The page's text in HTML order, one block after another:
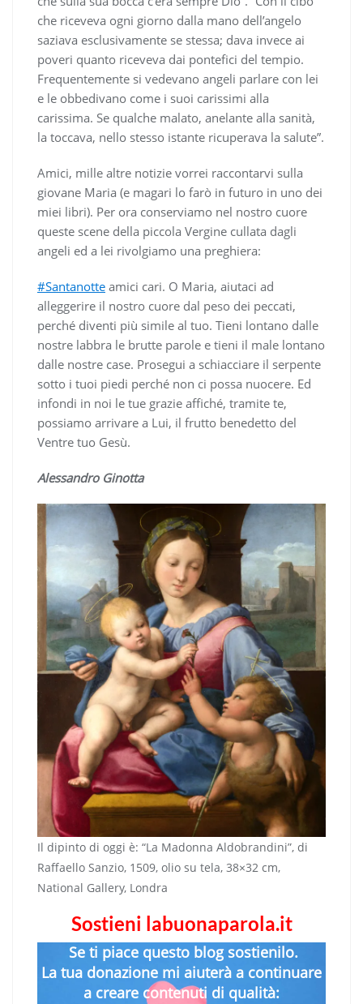
che riceveva ogni giorno dalla mano dell’angelo
saziava esclusivamente se stessa; dava invece ai
poveri quanto riceveva dai pontefici del tempio.
Frequentemente si vedevano angeli parlare con lei
e le obbedivano come i suoi carissimi alla
carissima. Se qualche malato, anelante alla sanità,
la toccava, nello stesso istante ricuperava la salute”.
Amici, mille altre notizie vorrei raccontarvi sulla
giovane Maria (e magari lo farò in futuro in uno dei
miei libri). Per ora conserviamo nel nostro cuore
queste scene della piccola Vergine cullata dagli
angeli ed a lei rivolgiamo una preghiera:
#Santanotte amici cari. O Maria, aiutaci ad
alleggerire il nostro cuore dal peso dei peccati,
perché diventi più simile al tuo. Tieni lontano dalle
nostre labbra le brutte parole e tieni il male lontano
dalle nostre case. Prosegui a schiacciare il serpente
sotto i tuoi piedi perché non ci possa nuocere. Ed
infondi in noi le tue grazie affiché, tramite te,
possiamo arrivare a Lui, il frutto benedetto del
Ventre tuo Gesù.
Alessandro Ginotta
Il dipinto di oggi è: “La Madonna Aldobrandini”, di
Raffaello Sanzio, 1509, olio su tela, 38×32 cm,
National Gallery, Londra
Sostieni labuonaparola.it
Se ti piace questo blog sostienilo.
La tua donazione mi aiuterà a continuare
a creare contenuti di qualità: